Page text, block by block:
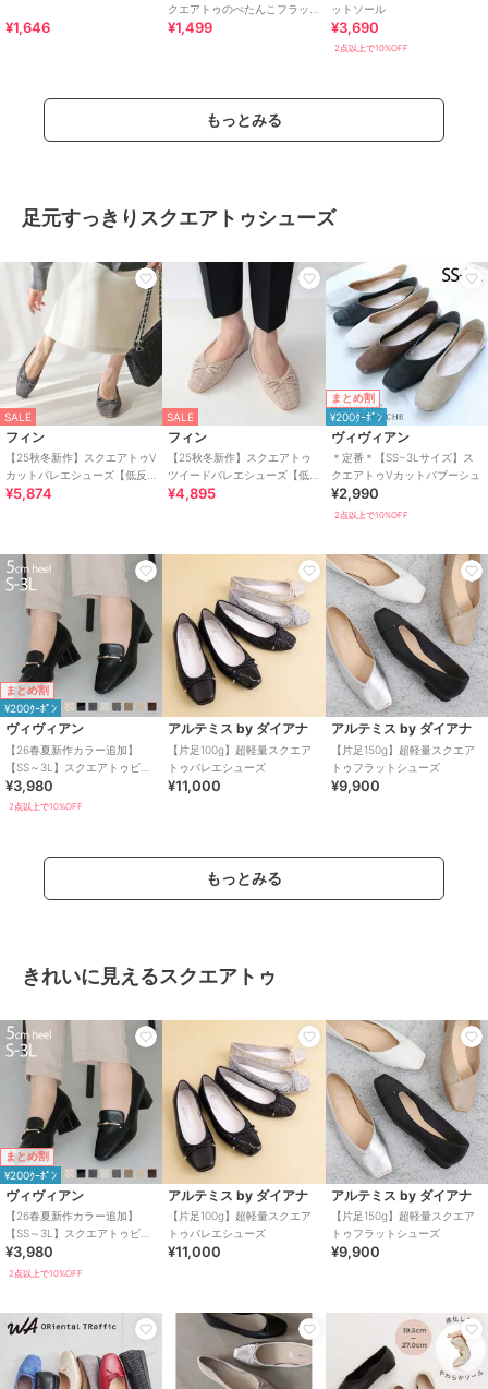
¥1,646
クエアトゥのぺたんこフラッ
トバレエシューズ
¥1,499
ットソール
¥3,690
2点以上で10%OFF
もっとみる
足元すっきりスクエアトゥシューズ
SALE
フィン
【25秋冬新作】スクエアトゥV
カットバレエシューズ【低反
発スポンジ入り】
¥5,874
SALE
フィン
【25秋冬新作】スクエアトゥ
ツイードバレエシューズ【低
反発スポンジ入り】
¥4,895
まとめ割
¥200ｸｰﾎﾟﾝ
ヴィヴィアン
＊定番＊【SS~3Lサイズ】ス
クエアトゥVカットバブーシュ
¥2,990
2点以上で10%OFF
まとめ割
¥200ｸｰﾎﾟﾝ
ヴィヴィアン
【26春夏新作カラー追加】
【SS～3L】スクエアトゥビッ
ト付きローファーパンプス
¥3,980
2点以上で10%OFF
アルテミス by ダイアナ
【片足100g】超軽量スクエア
トゥバレエシューズ
¥11,000
アルテミス by ダイアナ
【片足150g】超軽量スクエア
トゥフラットシューズ
¥9,900
もっとみる
きれいに見えるスクエアトゥ
まとめ割
¥200ｸｰﾎﾟﾝ
ヴィヴィアン
【26春夏新作カラー追加】
【SS～3L】スクエアトゥビッ
ト付きローファーパンプス
¥3,980
2点以上で10%OFF
アルテミス by ダイアナ
【片足100g】超軽量スクエア
トゥバレエシューズ
¥11,000
アルテミス by ダイアナ
【片足150g】超軽量スクエア
トゥフラットシューズ
¥9,900